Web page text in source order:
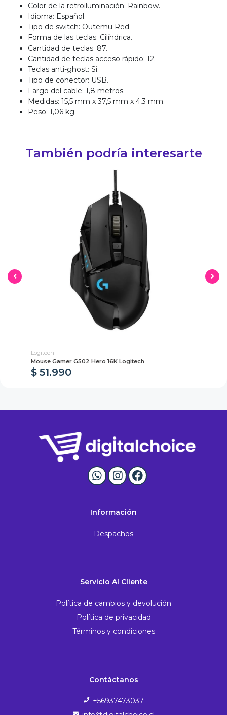
Color de la retroiluminación: Rainbow.
Idioma: Español.
Tipo de switch: Outemu Red.
Forma de las teclas: Cilíndrica.
Cantidad de teclas: 87.
Cantidad de teclas acceso rápido: 12.
Teclas anti-ghost: Si.
Tipo de conector: USB.
Largo del cable: 1,8 metros.
Medidas: 15,5 mm x 37,5 mm x 4,3 mm.
Peso: 1,06 kg.
También podría interesarte
Logitech
Mouse Gamer G502 Hero 16K Logitech
$ 51.990
Información
Despachos
Servicio Al Cliente
Política de cambios y devolución
Política de privacidad
Términos y condiciones
Contáctanos
+56937473037